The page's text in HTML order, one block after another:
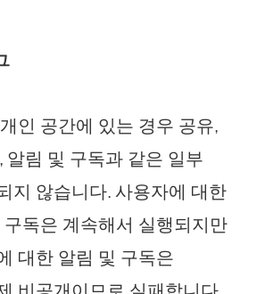
인 공간에 있는 경우 공유,
알림 및 구독과 같은 일부
지 않습니다. 사용자에 대한
독은 계속해서 실행되지만
대한 알림 및 구독은